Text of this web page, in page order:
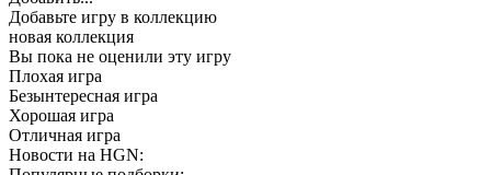
Добавьте игру в коллекцию
новая коллекция
Вы пока не оценили эту игру
Плохая игра
Безынтересная игра
Хорошая игра
Отличная игра
Новости на HGN: